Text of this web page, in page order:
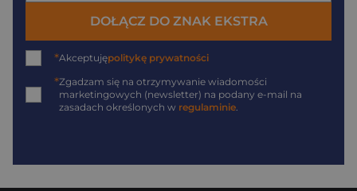
DOŁĄCZ DO ZNAK EKSTRA
*Akceptujępolitykę prywatności
*Zgadzam się na otrzymywanie wiadomości
marketingowych (newsletter) na podany e-mail na
zasadach określonych w regulaminie.